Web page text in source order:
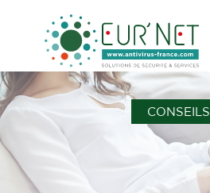
CONSEILS